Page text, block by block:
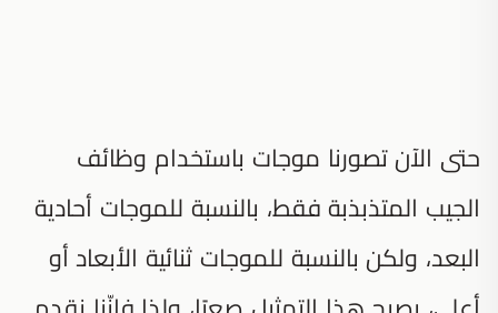
حتى الآن تصورنا موجات باستخدام وظائف
الجيب المتذبذبة فقط، بالنسبة للموجات أحادية
البعد، ولكن بالنسبة للموجات ثنائية الأبعاد أو